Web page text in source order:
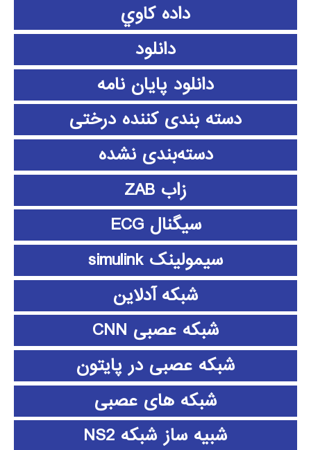
داده كاوي
دانلود
دانلود پايان نامه
دسته بندی کننده درختی
دسته‌بندی نشده
زاب ZAB
سیگنال ECG
سیمولینک simulink
شبکه آدلاین
شبکه عصبی CNN
شبکه عصبی در پایتون
شبکه های عصبی
شبیه ساز شبکه NS2